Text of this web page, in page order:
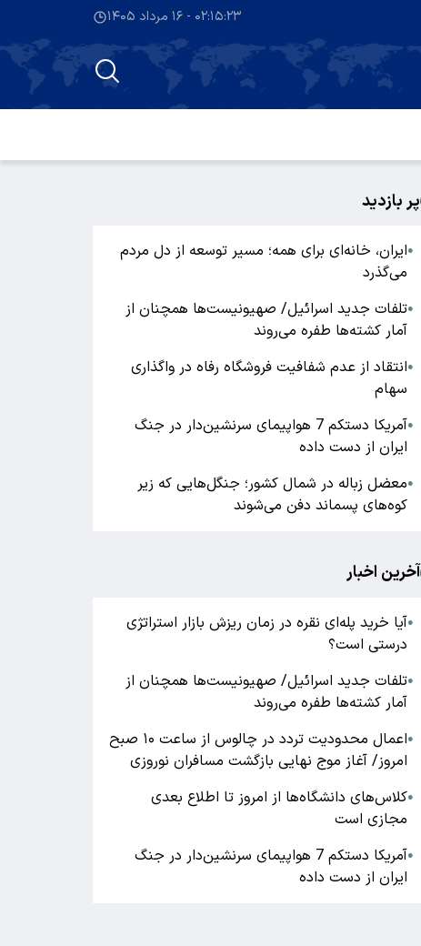
۰۲:۱۵:۲۴ - ۱۶ مرداد ۱۴۰۵
پر بازدید
●ایران، خانه‌ای برای همه؛ مسیر توسعه از دل مردم
می‌گذرد
●تلفات جدید اسرائیل/ صهیونیست‌ها همچنان از
آمار کشته‌ها طفره می‌روند
●انتقاد از عدم شفافیت فروشگاه رفاه در واگذاری
سهام
●
آمریکا دستکم 7 هواپیمای سرنشین‌دار در جنگ
ایران از دست داده
●معضل زباله در شمال کشور؛ جنگل‌هایی که زیر
کوه‌های پسماند دفن می‌شوند
آخرین اخبار
●آیا خرید پله‌ای نقره در زمان ریزش بازار استراتژی
درستی است؟
●تلفات جدید اسرائیل/ صهیونیست‌ها همچنان از
آمار کشته‌ها طفره می‌روند
●
اعمال محدودیت تردد در چالوس از ساعت ۱۰ صبح
امروز/ آغاز موج نهایی بازگشت مسافران نوروزی
●کلاس‌های دانشگاه‌ها از امروز تا اطلاع بعدی
مجازی است
●
آمریکا دستکم 7 هواپیمای سرنشین‌دار در جنگ
ایران از دست داده